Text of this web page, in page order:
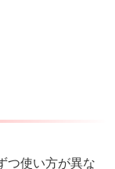
つ使い方が異な